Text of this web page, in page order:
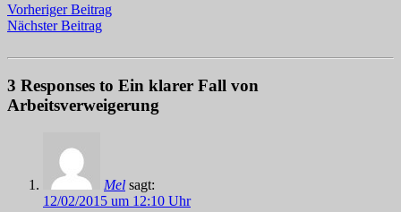
Vorheriger Beitrag
Nächster Beitrag
3 Responses to Ein klarer Fall von
Arbeitsverweigerung
Mel sagt:
12/02/2015 um 12:10 Uhr